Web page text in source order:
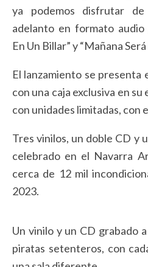
ya podemos disfrutar
adelanto en formato audio
En Un Billar” y “Mañana Será
El lanzamiento se presenta
con una caja exclusiva en
con unidades limitadas, con
Tres vinilos, un doble CD y
celebrado en el Navarra
cerca de 12 mil
2023.
Un vinilo y un CD grabado
piratas setenteros, con